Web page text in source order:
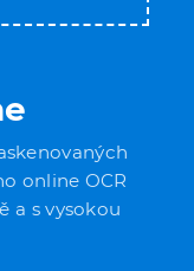
online OCR
a s vysokou